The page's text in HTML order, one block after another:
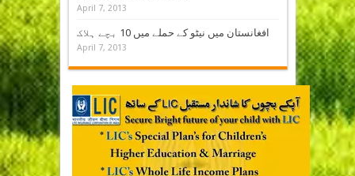
April 7, 2013
افغانستان میں نیٹو کے حملے میں 10 بچے ہلاک
April 7, 2013